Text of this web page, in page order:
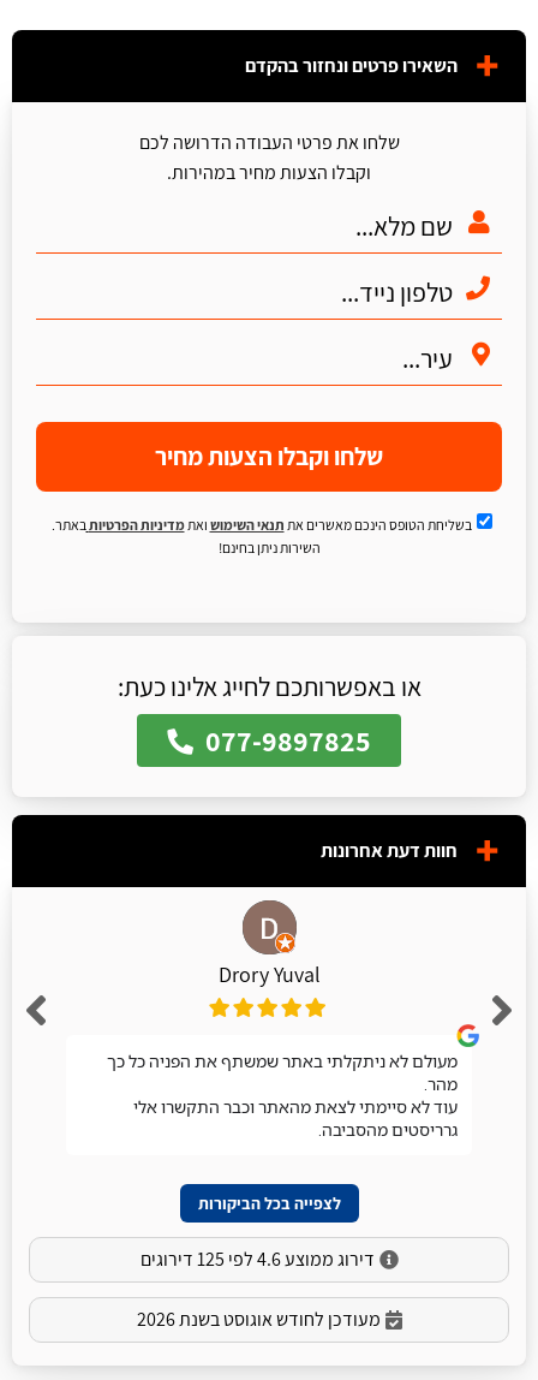
השאירו פרטים ונחזור בהקדם
שלחו את פרטי העבודה הדרושה לכם
וקבלו הצעות מחיר במהירות.
שלחו וקבלו הצעות מחיר
בשליחת הטופס הינכם מאשרים את תנאי השימוש ואתמדיניות הפרטיות באתר.
השירות ניתן בחינם!
או באפשרותכם לחייג אלינו כעת:
077-9897825
חוות דעת אחרונות
Drory Yuval
מעולם לא ניתקלתי באתר שמשתף את הפניה כל כך
מהר.
עוד לא סיימתי לצאת מהאתר וכבר התקשרו אלי
גרריסטים מהסביבה.
לצפייה בכל הביקורות
דירוג ממוצע 4.6 לפי 125 דירוגים
מעודכן לחודש אוגוסט בשנת 2026